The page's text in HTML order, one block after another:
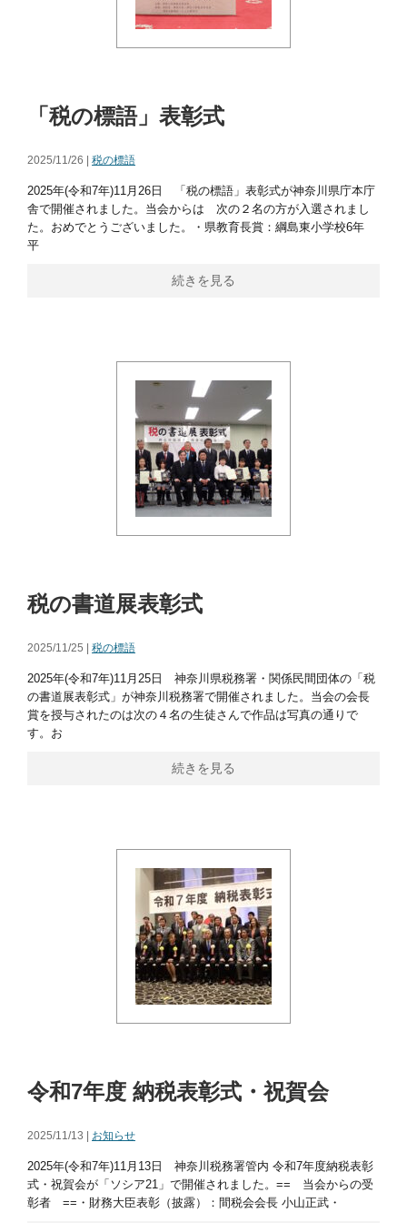
「税の標語」表彰式
2025/11/26 | 税の標語
2025年(令和7年)11月26日 「税の標語」表彰式が神奈川県庁本庁
舎で開催されました。当会からは 次の２名の方が入選されまし
た。おめでとうございました。・県教育長賞：綱島東小学校6年
平
続きを見る
税の書道展表彰式
2025/11/25 | 税の標語
2025年(令和7年)11月25日 神奈川県税務署・関係民間団体の「税
の書道展表彰式」が神奈川税務署で開催されました。当会の会長
賞を授与されたのは次の４名の生徒さんで作品は写真の通りで
す。お
続きを見る
令和7年度 納税表彰式・祝賀会
2025/11/13 | お知らせ
2025年(令和7年)11月13日 神奈川税務署管内 令和7年度納税表彰
式・祝賀会が「ソシア21」で開催されました。== 当会からの受
彰者 ==・財務大臣表彰（披露）：間税会会長 小山正武・